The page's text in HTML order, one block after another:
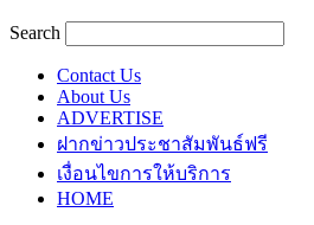
Search
Contact Us
About Us
ADVERTISE
ฝากข่าวประชาสัมพันธ์ฟรี
เงื่อนไขการให้บริการ
HOME